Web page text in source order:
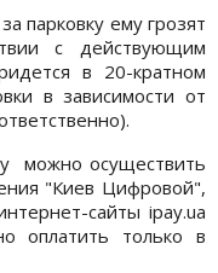
парковку ему грозят
с действующим
в 20-кратном
в зависимости от
можно осуществить
"Киев Цифровой",
сайты ipay.ua
оплатить только в